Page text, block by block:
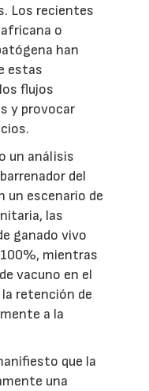
Los recientes
o
han
estas
flujos
y provocar
un análisis
del
un escenario de
las
ganado vivo
mientras
vacuno en el
retención de
a la
que la
una